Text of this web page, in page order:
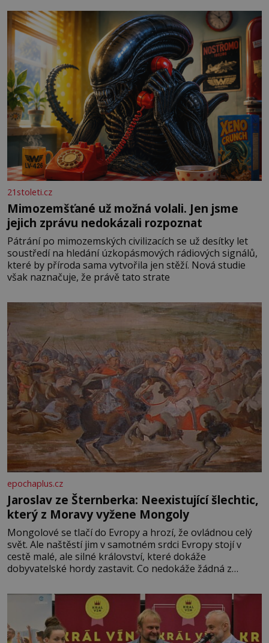
měkkost a bezpečí, proto by pokoj miminka měl působit
především klidně a útulně. Předškolní věk je
21stoleti.cz
Mimozemšťané už možná volali. Jen jsme
jejich zprávu nedokázali rozpoznat
Pátrání po mimozemských civilizacích se už desítky let
soustředí na hledání úzkopásmových rádiových signálů,
které by příroda sama vytvořila jen stěží. Nová studie
však naznačuje, že právě tato strate
epochaplus.cz
Jaroslav ze Šternberka: Neexistující šlechtic,
který z Moravy vyžene Mongoly
Mongolové se tlačí do Evropy a hrozí, že ovládnou celý
svět. Ale naštěstí jim v samotném srdci Evropy stojí v
cestě malé, ale silné království, které dokáže
dobyvatelské hordy zastavit. Co nedokáže žádná z
král. Nebo že by ne? Mongolové od roku 1223 postupují
podél Kaspického a Azovského moře,